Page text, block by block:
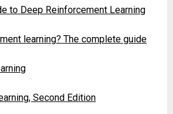
to Deep Reinforcement Learning
learning? The complete guide
Second Edition